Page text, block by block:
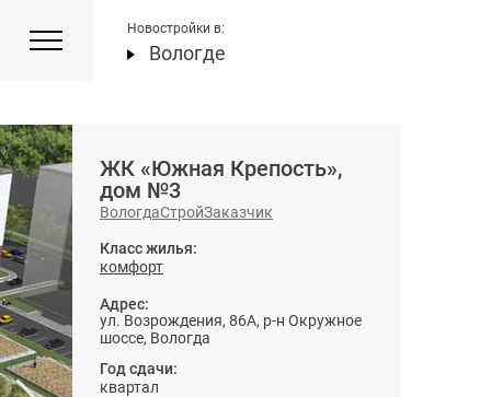
Новостройки в:
Вологде
ЖК «Южная Крепость»,
дом №3
ВологдаСтройЗаказчик
Класс жилья:
комфорт
Адрес:
ул. Возрождения, 86А, р-н Окружное
шоссе, Вологда
Год сдачи:
квартал